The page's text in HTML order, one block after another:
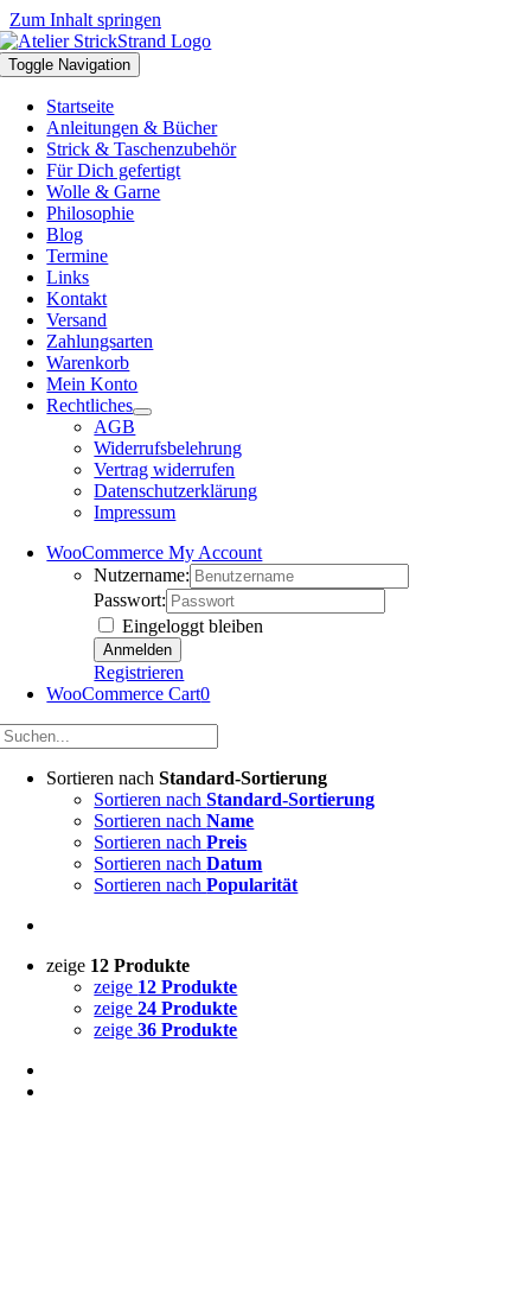
Zum Inhalt springen
Toggle Navigation
Startseite
Anleitungen & Bücher
Strick & Taschenzubehör
Für Dich gefertigt
Wolle & Garne
Philosophie
Blog
Termine
Links
Kontakt
Versand
Zahlungsarten
Warenkorb
Mein Konto
Rechtliches
AGB
Widerrufsbelehrung
Vertrag widerrufen
Datenschutzerklärung
Impressum
WooCommerce My Account
Nutzername:
Passwort:
Eingeloggt bleiben
Registrieren
WooCommerce Cart0
Sortieren nachStandard-Sortierung
Sortieren nachStandard-Sortierung
Sortieren nachName
Sortieren nachPreis
Sortieren nachDatum
Sortieren nachPopularität
zeige 12 Produkte
zeige 12 Produkte
zeige24 Produkte
zeige36 Produkte